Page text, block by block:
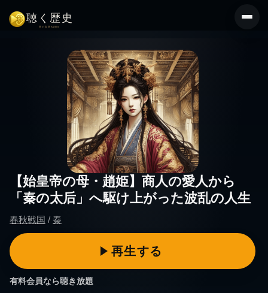
【始皇帝の母・趙姫】商人の愛人から
「秦の太后」へ駆け上がった波乱の人生
春秋戦国 / 秦
有料会員なら聴き放題